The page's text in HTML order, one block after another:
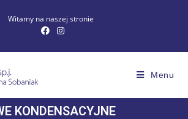
Witamy na naszej stronie
Menu
KONDENSACYJNE